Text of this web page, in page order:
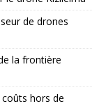
de drones
la frontière
hors de